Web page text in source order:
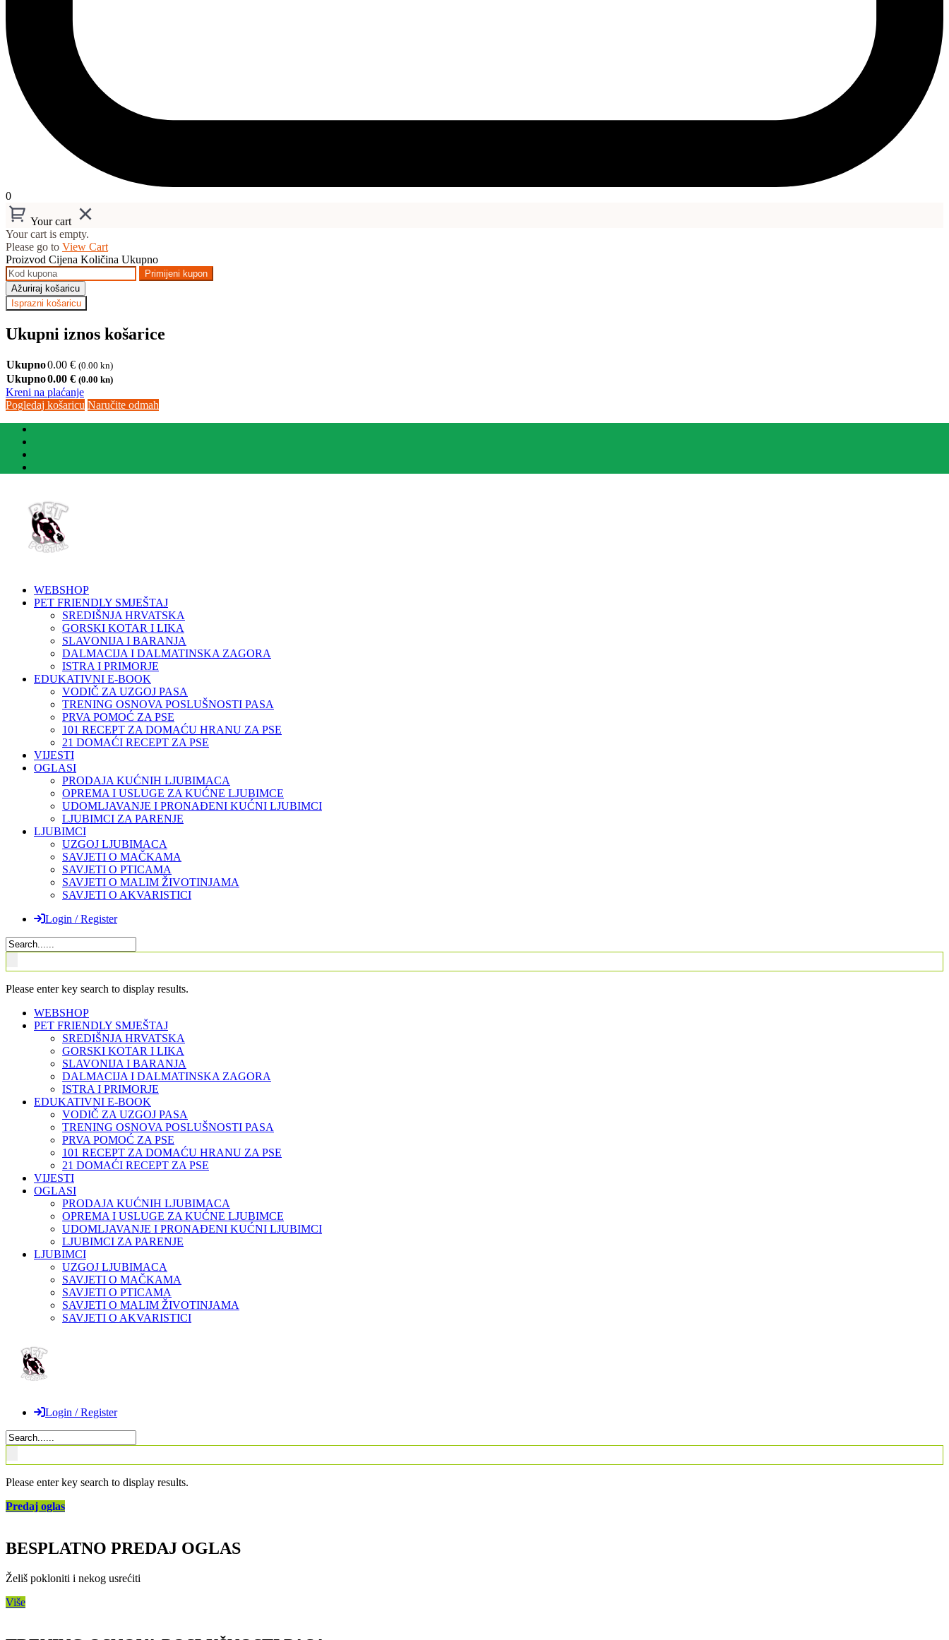
0
Your cart
Your cart is empty.
Please go to View Cart
Proizvod Cijena Količina Ukupno
Primijeni kupon
Ažuriraj košaricu
Isprazni košaricu
Ukupni iznos košarice
Ukupno0.00 € (0.00 kn)
Ukupno0.00 € (0.00 kn)
Kreni na plaćanje
Pogledaj košaricu Naručite odmah
WEBSHOP
PET FRIENDLY SMJEŠTAJ
SREDIŠNJA HRVATSKA
GORSKI KOTAR I LIKA
SLAVONIJA I BARANJA
DALMACIJA I DALMATINSKA ZAGORA
ISTRA I PRIMORJE
EDUKATIVNI E-BOOK
VODIČ ZA UZGOJ PASA
TRENING OSNOVA POSLUŠNOSTI PASA
PRVA POMOĆ ZA PSE
101 RECEPT ZA DOMAĆU HRANU ZA PSE
21 DOMAĆI RECEPT ZA PSE
VIJESTI
OGLASI
PRODAJA KUĆNIH LJUBIMACA
OPREMA I USLUGE ZA KUĆNE LJUBIMCE
UDOMLJAVANJE I PRONAĐENI KUĆNI LJUBIMCI
LJUBIMCI ZA PARENJE
LJUBIMCI
UZGOJ LJUBIMACA
SAVJETI O MAČKAMA
SAVJETI O PTICAMA
SAVJETI O MALIM ŽIVOTINJAMA
SAVJETI O AKVARISTICI
Login / Register
Please enter key search to display results.
WEBSHOP
PET FRIENDLY SMJEŠTAJ
SREDIŠNJA HRVATSKA
GORSKI KOTAR I LIKA
SLAVONIJA I BARANJA
DALMACIJA I DALMATINSKA ZAGORA
ISTRA I PRIMORJE
EDUKATIVNI E-BOOK
VODIČ ZA UZGOJ PASA
TRENING OSNOVA POSLUŠNOSTI PASA
PRVA POMOĆ ZA PSE
101 RECEPT ZA DOMAĆU HRANU ZA PSE
21 DOMAĆI RECEPT ZA PSE
VIJESTI
OGLASI
PRODAJA KUĆNIH LJUBIMACA
OPREMA I USLUGE ZA KUĆNE LJUBIMCE
UDOMLJAVANJE I PRONAĐENI KUĆNI LJUBIMCI
LJUBIMCI ZA PARENJE
LJUBIMCI
UZGOJ LJUBIMACA
SAVJETI O MAČKAMA
SAVJETI O PTICAMA
SAVJETI O MALIM ŽIVOTINJAMA
SAVJETI O AKVARISTICI
Login / Register
Please enter key search to display results.
Predaj oglas
BESPLATNO PREDAJ OGLAS
Želiš pokloniti i nekog usrećiti
Više